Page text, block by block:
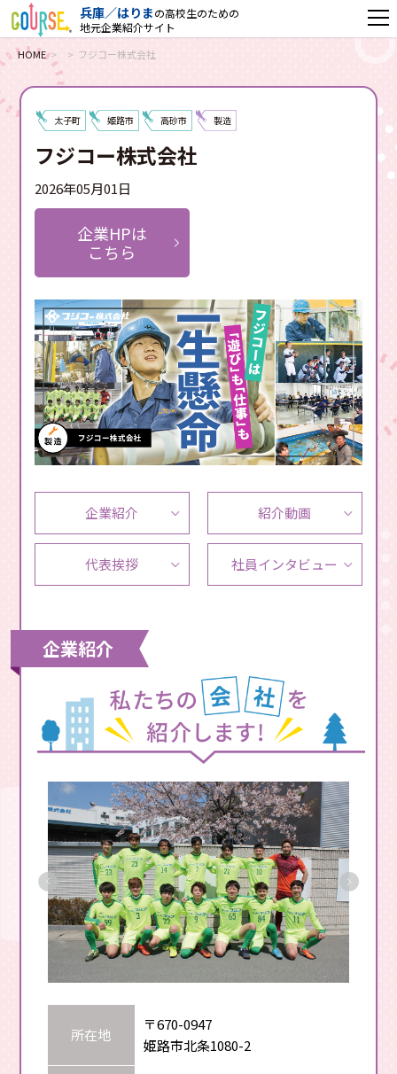
兵庫／はりまの高校生のための
地元企業紹介サイト
HOME フジコー株式会社
太子町 姫路市 高砂市 製造
フジコー株式会社
2026年05月01日
企業HPは
こちら
企業紹介 紹介動画
代表挨拶 社員インタビュー
企業紹介
所在地
〒670-0947
姫路市北条1080-2